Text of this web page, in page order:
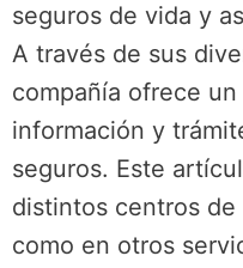
seguros de vida y
A través de sus
compañía ofrece
información y
seguros. Este
distintos centros
como en otros